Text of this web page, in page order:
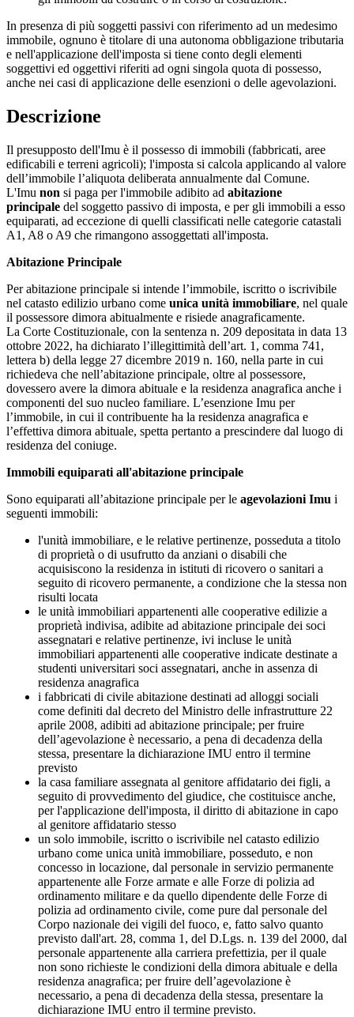
In presenza di più soggetti passivi con riferimento ad un medesimo
immobile, ognuno è titolare di una autonoma obbligazione tributaria
e nell'applicazione dell'imposta si tiene conto degli elementi
soggettivi ed oggettivi riferiti ad ogni singola quota di possesso,
anche nei casi di applicazione delle esenzioni o delle agevolazioni.
Descrizione
Il presupposto dell'Imu è il possesso di immobili (fabbricati, aree
edificabili e terreni agricoli); l'imposta si calcola applicando al valore
dell’immobile l’aliquota deliberata annualmente dal Comune.
L'Imu non si paga per l'immobile adibito ad abitazione
principale del soggetto passivo di imposta, e per gli immobili a esso
equiparati, ad eccezione di quelli classificati nelle categorie catastali
A1, A8 o A9 che rimangono assoggettati all'imposta.
Abitazione Principale
Per abitazione principale si intende l’immobile, iscritto o iscrivibile
nel catasto edilizio urbano come unica unità immobiliare, nel quale
il possessore dimora abitualmente e risiede anagraficamente.
La Corte Costituzionale, con la sentenza n. 209 depositata in data 13
ottobre 2022, ha dichiarato l’illegittimità dell’art. 1, comma 741,
lettera b) della legge 27 dicembre 2019 n. 160, nella parte in cui
richiedeva che nell’abitazione principale, oltre al possessore,
dovessero avere la dimora abituale e la residenza anagrafica anche i
componenti del suo nucleo familiare. L’esenzione Imu per
l’immobile, in cui il contribuente ha la residenza anagrafica e
l’effettiva dimora abituale, spetta pertanto a prescindere dal luogo di
residenza del coniuge.
Immobili equiparati all'abitazione principale
Sono equiparati all’abitazione principale per le agevolazioni Imu i
seguenti immobili:
l'unità immobiliare, e le relative pertinenze, posseduta a titolo
di proprietà o di usufrutto da anziani o disabili che
acquisiscono la residenza in istituti di ricovero o sanitari a
seguito di ricovero permanente, a condizione che la stessa non
risulti locata
le unità immobiliari appartenenti alle cooperative edilizie a
proprietà indivisa, adibite ad abitazione principale dei soci
assegnatari e relative pertinenze, ivi incluse le unità
immobiliari appartenenti alle cooperative indicate destinate a
studenti universitari soci assegnatari, anche in assenza di
residenza anagrafica
i fabbricati di civile abitazione destinati ad alloggi sociali
come definiti dal decreto del Ministro delle infrastrutture 22
aprile 2008, adibiti ad abitazione principale; per fruire
dell’agevolazione è necessario, a pena di decadenza della
stessa, presentare la dichiarazione IMU entro il termine
previsto
la casa familiare assegnata al genitore affidatario dei figli, a
seguito di provvedimento del giudice, che costituisce anche,
per l'applicazione dell'imposta, il diritto di abitazione in capo
al genitore affidatario stesso
un solo immobile, iscritto o iscrivibile nel catasto edilizio
urbano come unica unità immobiliare, posseduto, e non
concesso in locazione, dal personale in servizio permanente
appartenente alle Forze armate e alle Forze di polizia ad
ordinamento militare e da quello dipendente delle Forze di
polizia ad ordinamento civile, come pure dal personale del
Corpo nazionale dei vigili del fuoco, e, fatto salvo quanto
previsto dall'art. 28, comma 1, del D.Lgs. n. 139 del 2000, dal
personale appartenente alla carriera prefettizia, per il quale
non sono richieste le condizioni della dimora abituale e della
residenza anagrafica; per fruire dell’agevolazione è
necessario, a pena di decadenza della stessa, presentare la
dichiarazione IMU entro il termine previsto.